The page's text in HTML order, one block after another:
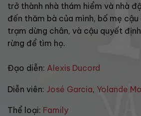
trở thành nhà thám hiểm và nhà
đến thăm bà của mình, bố mẹ
trạm dừng chân, và cậu quyết
rừng để tìm họ.
Đạo diễn: Alexis Ducord
Diễn viên: José Garcia, Yolande
Thể loại: Family